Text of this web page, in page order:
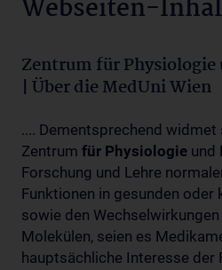
Webseiten-
Zentrum für
| Über die MedUni Wien
.... Dementsprechend
Zentrum für Physiologie und
Forschung und Lehre
Funktionen in gesunden oder
sowie den
Molekülen, seien es
hauptsächliche Interesse der